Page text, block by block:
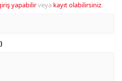
yapabilirveya kayıt olabilirsiniz.